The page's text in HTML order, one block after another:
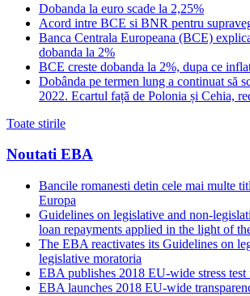
Dobanda la euro scade la 2,25%
Acord intre BCE si BNR pentru
Banca Centrala Europeana (BCE)
dobanda la 2%
BCE creste dobanda la 2%, dupa ce
Dobânda pe termen lung a continuat să
2022. Ecartul față de Polonia și Cehia,
Toate stirile
Noutati EBA
Bancile romanesti detin cele mai multe
Europa
Guidelines on legislative and non-
loan repayments applied in the light of
The EBA reactivates its Guidelines on
legislative moratoria
EBA publishes 2018 EU-wide stress test
EBA launches 2018 EU-wide